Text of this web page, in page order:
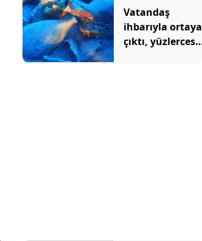
Vatandaş
ihbarıyla ortaya
çıktı, yüzlercesi